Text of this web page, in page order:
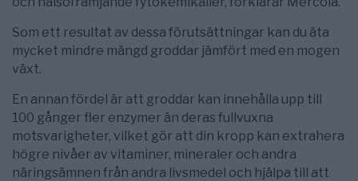
Som ett resultat av dessa förutsättningar kan du äta
mycket mindre mängd groddar jämfört med en mogen
växt.
En annan fördel är att groddar kan innehålla upp till
100 gånger fler enzymer än deras fullvuxna
motsvarigheter, vilket gör att din kropp kan extrahera
högre nivåer av vitaminer, mineraler och andra
näringsämnen från andra livsmedel och hjälpa till att